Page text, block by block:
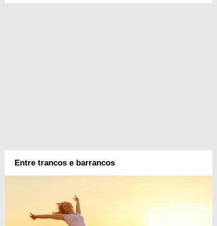
Entre trancos e barrancos